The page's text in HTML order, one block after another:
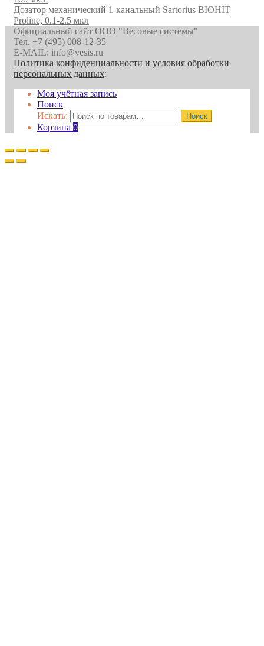
Дозатор механический 1-канальный Sartorius BIOHIT
Proline, 0.1-2.5 мкл
Официальный сайт ООО "Весовые системы"
Тел. +7 (495) 008-12-35
E-MAIL: info@vesis.ru
Политика конфиденциальности и условия обработки
персональных данных;
Моя учётная запись
Поиск
Искать:
Поиск
Корзина 0